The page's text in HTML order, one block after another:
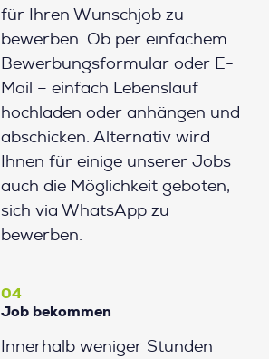
für Ihren Wunschjob zu
bewerben. Ob per einfachem
Bewerbungsformular oder E-
Mail – einfach Lebenslauf
hochladen oder anhängen und
abschicken. Alternativ wird
Ihnen für einige unserer Jobs
auch die Möglichkeit geboten,
sich via WhatsApp zu
bewerben.
04
Job bekommen
Innerhalb weniger Stunden